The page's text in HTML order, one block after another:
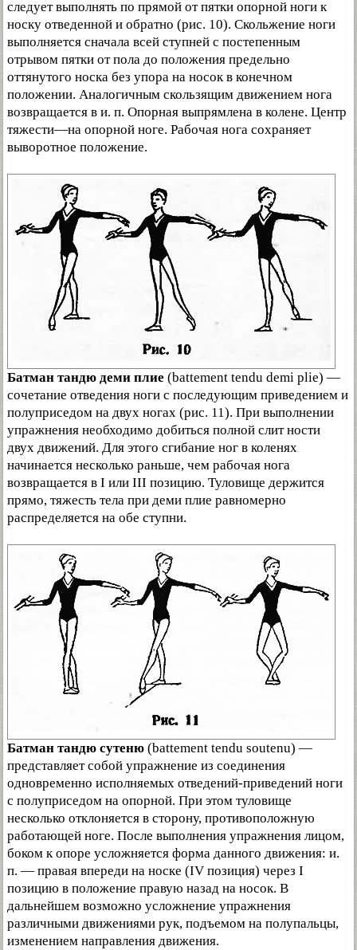
следует выполнять по прямой от пятки опорной ноги к
носку отведенной и обратно (рис. 10). Скольжение ноги
выполняется сначала всей ступней с постепенным
отрывом пятки от пола до положения предельно
оттянутого носка без упора на носок в конечном
положении. Аналогичным скользящим движением нога
возвращается в и. п. Опорная выпрямлена в колене. Центр
тяжести—на опорной ноге. Рабочая нога сохраняет
выворотное положение.
Батман тандю деми плие (battement tendu demi plie) —
сочетание отведения ноги с последующим приведением и
полуприседом на двух ногах (рис. 11). При выполнении
упражнения необходимо добиться полной слит ности
двух движений. Для этого сгибание ног в коленях
начинается несколько раньше, чем рабочая нога
возвращается в I или III позицию. Туловище держится
прямо, тяжесть тела при деми плие равномерно
распределяется на обе ступни.
Батман тандю сутеню (battement tendu soutenu) —
представляет собой упражнение из соединения
одновременно исполняемых отведений-приведений ноги
с полуприседом на опорной. При этом туловище
несколько отклоняется в сторону, противоположную
работающей ноге. После выполнения упражнения лицом,
боком к опоре усложняется форма данного движения: и.
п. — правая впереди на носке (IV позиция) через I
позицию в положение правую назад на носок. В
дальнейшем возможно усложнение упражнения
различными движениями рук, подъемом на полупальцы,
изменением направления движения.